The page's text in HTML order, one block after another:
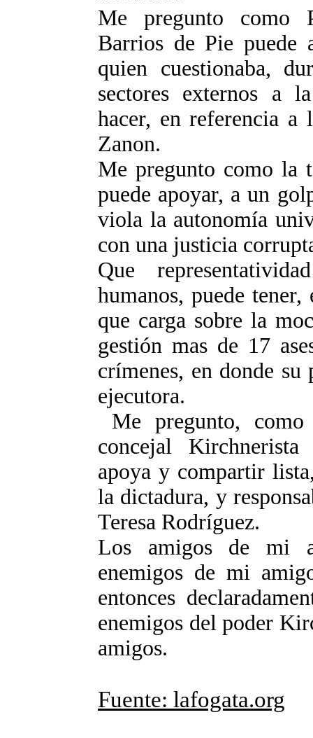
Me pregunto como
Barrios de Pie puede
quien cuestionaba,
sectores externos a
hacer, en referencia
Zanon.
Me pregunto como la
puede apoyar, a un
viola la autonomía
con una justicia
Que
humanos, puede
que carga sobre la
gestión mas de 17
crímenes, en donde
ejecutora.
Me pregunto,
concejal
apoya y compartir
la dictadura, y
Teresa Rodríguez.
Los amigos de mi
enemigos de mi
entonces
enemigos del poder
amigos.
Fuente: lafogata.org